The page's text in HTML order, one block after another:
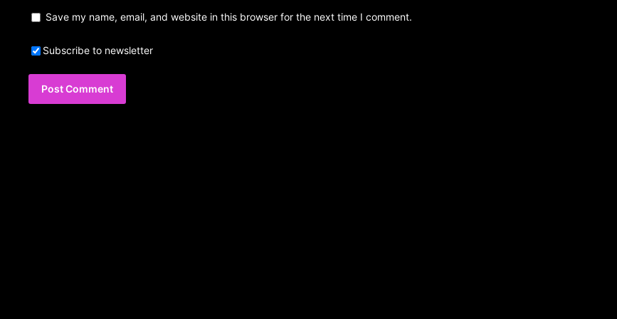
Save my name, email, and website in this browser for the next time I comment.
Subscribe to newsletter